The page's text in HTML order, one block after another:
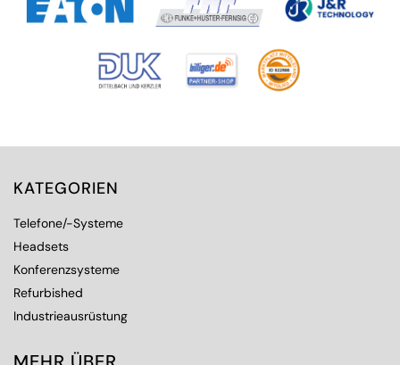
KATEGORIEN
Telefone/-Systeme
Headsets
Konferenzsysteme
Refurbished
Industrieausrüstung